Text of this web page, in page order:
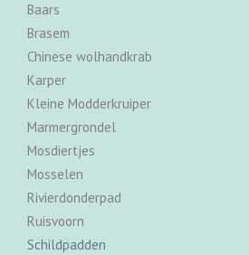
Baars
Brasem
Chinese wolhandkrab
Karper
Kleine Modderkruiper
Marmergrondel
Mosdiertjes
Mosselen
Rivierdonderpad
Ruisvoorn
Schildpadden